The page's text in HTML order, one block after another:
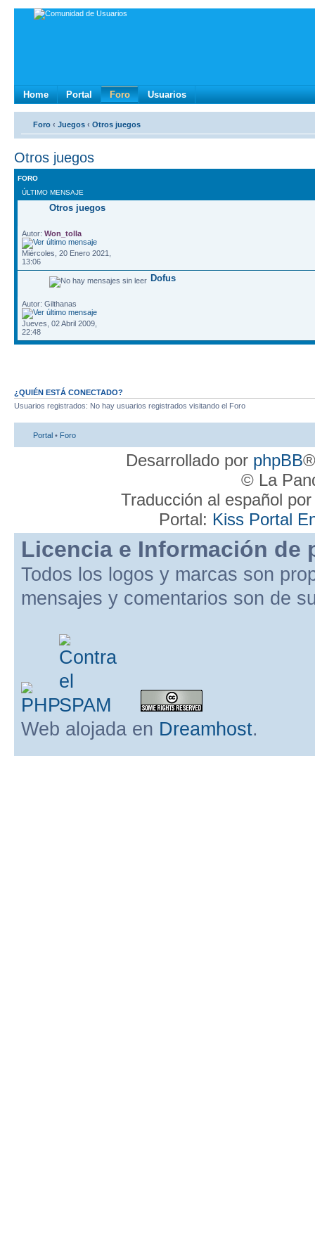
Home Portal Foro Usuarios
Foro ‹ Juegos ‹ Otros juegos
Otros juegos
FORO
ÚLTIMO MENSAJE
Otros juegos
Autor: Won_tolla
Miércoles, 20 Enero 2021,
13:06
Dofus
Autor: Gilthanas
Jueves, 02 Abril 2009,
22:48
¿QUIÉN ESTÁ CONECTADO?
Usuarios registrados: No hay usuarios registrados visitando el Foro
Portal • Foro
Desarrollado por phpBB
© La
Traducción al español
Portal: Kiss Portal
Licencia e Información de
Todos los logos y marcas son
mensajes y comentarios son de
Web alojada en Dreamhost.